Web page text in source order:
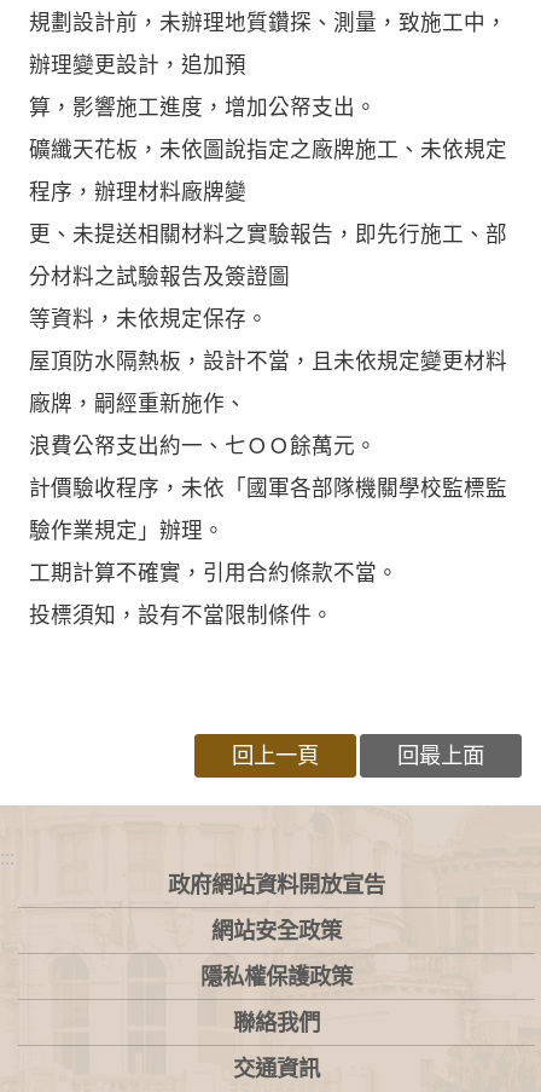
規劃設計前，未辦理地質鑽探、測量，致施工中，
辦理變更設計，追加預
算，影響施工進度，增加公帑支出。
礦纖天花板，未依圖說指定之廠牌施工、未依規定
程序，辦理材料廠牌變
更、未提送相關材料之實驗報告，即先行施工、部
分材料之試驗報告及簽證圖
等資料，未依規定保存。
屋頂防水隔熱板，設計不當，且未依規定變更材料
廠牌，嗣經重新施作、
浪費公帑支出約一、七ＯＯ餘萬元。
計價驗收程序，未依「國軍各部隊機關學校監標監
驗作業規定」辦理。
工期計算不確實，引用合約條款不當。
投標須知，設有不當限制條件。
回上一頁 回最上面
:::
政府網站資料開放宣告
網站安全政策
隱私權保護政策
聯絡我們
交通資訊